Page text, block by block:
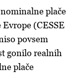
plače
(CESSE
povsem
gonilo realnih
plače